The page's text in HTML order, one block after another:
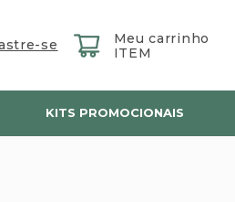
KITS PROMOCIONAIS